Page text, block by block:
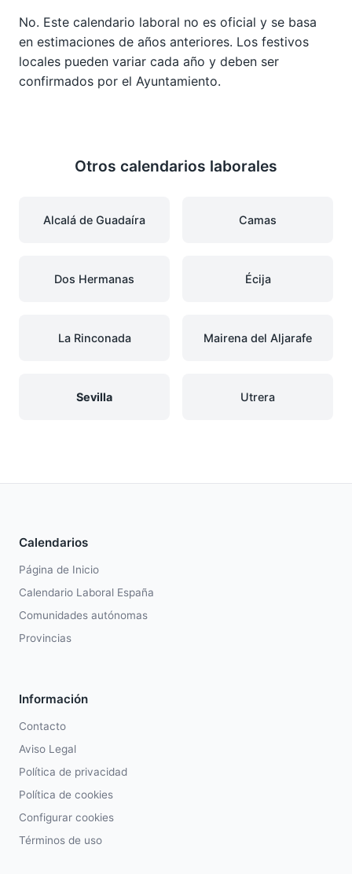
No. Este calendario laboral no es oficial y se basa
en estimaciones de años anteriores. Los festivos
locales pueden variar cada año y deben ser
confirmados por el Ayuntamiento.
Otros calendarios laborales
Alcalá de Guadaíra Camas
Dos Hermanas Écija
La Rinconada Mairena del Aljarafe
Sevilla Utrera
Calendarios
Página de Inicio
Calendario Laboral España
Comunidades autónomas
Provincias
Información
Contacto
Aviso Legal
Política de privacidad
Política de cookies
Configurar cookies
Términos de uso